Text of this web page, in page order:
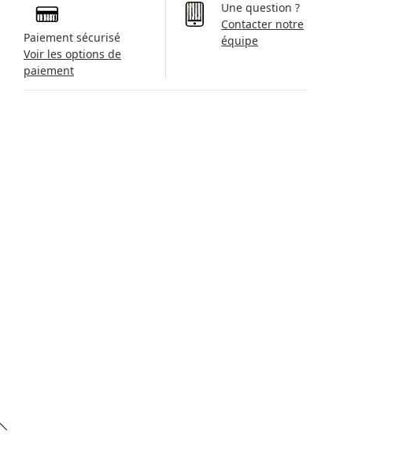
Paiement sécurisé
Voir les options de
paiement
Une question ?
Contacter notre
équipe